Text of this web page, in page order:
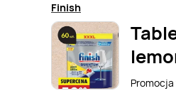
Finish
Promocja